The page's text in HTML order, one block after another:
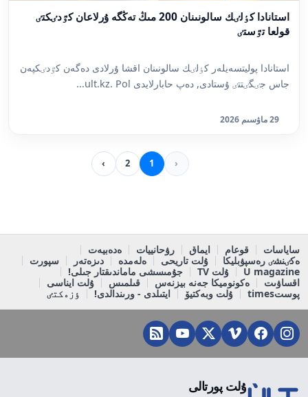
استانادا كٶلٸك سالونىنان 200 مىڭ تەڭگە ۇرلاعان كٷدٸكتٸ
قولعا تٷستٸ
استانادا پوليتسەيلەر كٶلٸك سالونىنان اقشا ۇرلادى دەگەن كٷدٸكپەن
جاس جٸگٸتتٸ ۇستادى, دەپ حابارلايدى ult.kz. Pol...
29 ماۋسىم 2026
‹
1
2
›
ساياسات قوعام ايماق رۋحانييات
ەدەبيەت
ەكٸنشٸ رەسپۋبليكا
ۇلت تاريحى ەلەمدە دىزەتەر
سپورت
U magazine
ۇلت TV
جۇمىسشى ماماندىقتار جىلى!
اقساۋىت
ەكونوميكا جەنە بيزنەس قىلمىس
ۇلت ايناسى
پوستtimes
ۇلت وبەكتيۆ ايتىلدى - ورىندالدى! ٶزەكتٸ
ۇلت پورتالى